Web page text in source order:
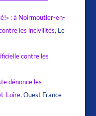
: à Noirmoutier-en-
les incivilités, Le
contre les
dénonce les
Loire, Ouest France